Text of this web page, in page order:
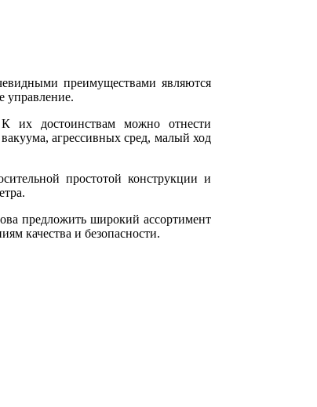
преимуществами являются
управление.
К их достоинствам можно отнести
агрессивных сред, малый ход
простотой конструкции и
предложить широкий ассортимент
качества и безопасности.